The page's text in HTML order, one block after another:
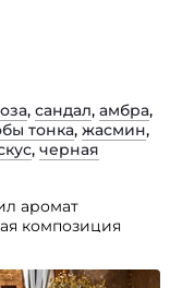
, сандал, амбра,
тонка, жасмин,
, черная
аромат
композиция
гендерности.